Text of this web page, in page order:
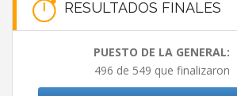
RESULTADOS FINALES
PUESTO DE LA GENERAL:
496 de 549 que finalizaron